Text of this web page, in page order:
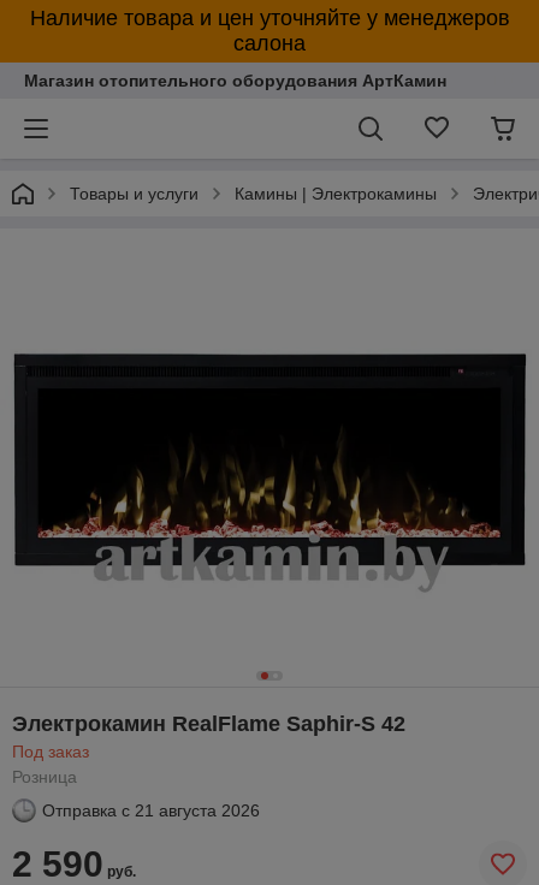
Наличие товара и цен уточняйте у менеджеров
салона
Магазин отопительного оборудования АртКамин
Товары и услуги Камины | Электрокамины
Электрокамин RealFlame Saphir-S 42
Под заказ
Розница
Отправка с 21 августа 2026
2 590 руб.